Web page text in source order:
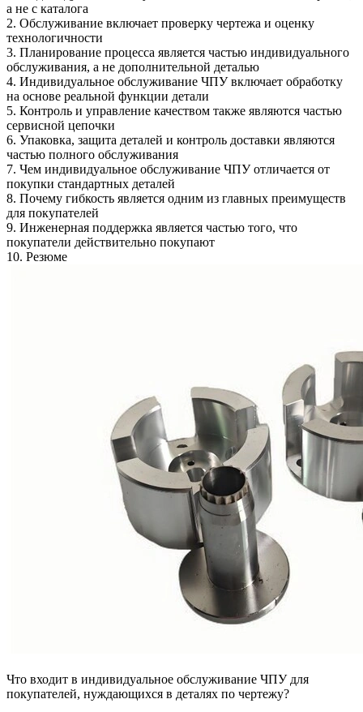
а не с каталога
2. Обслуживание включает проверку чертежа и оценку
технологичности
3. Планирование процесса является частью индивидуального
обслуживания, а не дополнительной деталью
4. Индивидуальное обслуживание ЧПУ включает обработку
на основе реальной функции детали
5. Контроль и управление качеством также являются частью
сервисной цепочки
6. Упаковка, защита деталей и контроль доставки являются
частью полного обслуживания
7. Чем индивидуальное обслуживание ЧПУ отличается от
покупки стандартных деталей
8. Почему гибкость является одним из главных преимуществ
для покупателей
9. Инженерная поддержка является частью того, что
покупатели действительно покупают
10. Резюме
Что входит в индивидуальное обслуживание ЧПУ для
покупателей, нуждающихся в деталях по чертежу?